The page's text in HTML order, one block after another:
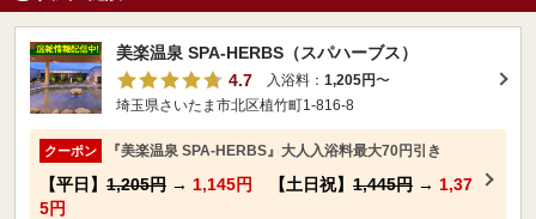
美楽温泉 SPA-HERBS（スパハーブス）
4.7
入浴料： 1,205円〜
埼玉県さいたま市北区植竹町1-816-8
クーポン 『美楽温泉 SPA-HERBS』大人入浴料最大70円引き
【平日】 1,205円 → 1,145円 【土日祝】 1,445円 → 1,37
5円